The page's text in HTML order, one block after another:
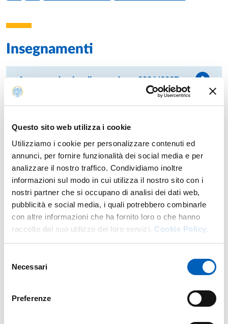
Questo sito web utilizza i cookie
Utilizziamo i cookie per personalizzare contenuti ed
annunci, per fornire funzionalità dei social media e per
analizzare il nostro traffico. Condividiamo inoltre
informazioni sul modo in cui utilizza il nostro sito con i
nostri partner che si occupano di analisi dei dati web,
pubblicità e social media, i quali potrebbero combinarle
con altre informazioni che ha fornito loro o che hanno
raccolto dal suo utilizzo dei loro servizi. Cookie Policy.
delNecessari
Preferenze
Insegnamenti
Anno accademico di erogazione: 2026/2027
MATEMATICA
Laurea in SCIENZE GASTRONOMICHE Anno: 1°
Anni precedenti
Ricerca